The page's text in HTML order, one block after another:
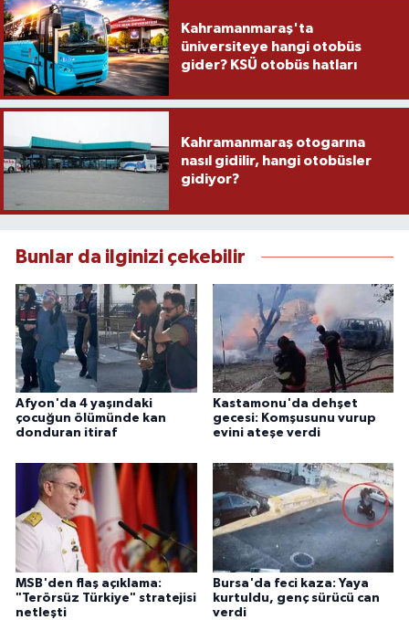
Kahramanmaraş'ta
üniversiteye hangi otobüs
gider? KSÜ otobüs hatları
Kahramanmaraş otogarına
nasıl gidilir, hangi otobüsler
gidiyor?
Bunlar da ilginizi çekebilir
Afyon'da 4 yaşındaki
çocuğun ölümünde kan
donduran itiraf
Kastamonu'da dehşet
gecesi: Komşusunu vurup
evini ateşe verdi
MSB'den flaş açıklama:
"Terörsüz Türkiye" stratejisi
netleşti
Bursa'da feci kaza: Yaya
kurtuldu, genç sürücü can
verdi